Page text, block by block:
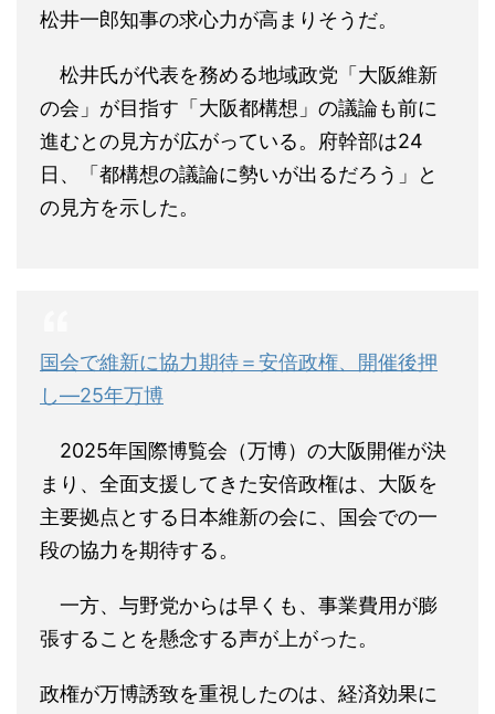
松井一郎知事の求心力が高まりそうだ。
松井氏が代表を務める地域政党「大阪維新
の会」が目指す「大阪都構想」の議論も前に
進むとの見方が広がっている。府幹部は24
日、「都構想の議論に勢いが出るだろう」と
の見方を示した。
国会で維新に協力期待＝安倍政権、開催後押
し―25年万博
2025年国際博覧会（万博）の大阪開催が決
まり、全面支援してきた安倍政権は、大阪を
主要拠点とする日本維新の会に、国会での一
段の協力を期待する。
一方、与野党からは早くも、事業費用が膨
張することを懸念する声が上がった。
政権が万博誘致を重視したのは、経済効果に